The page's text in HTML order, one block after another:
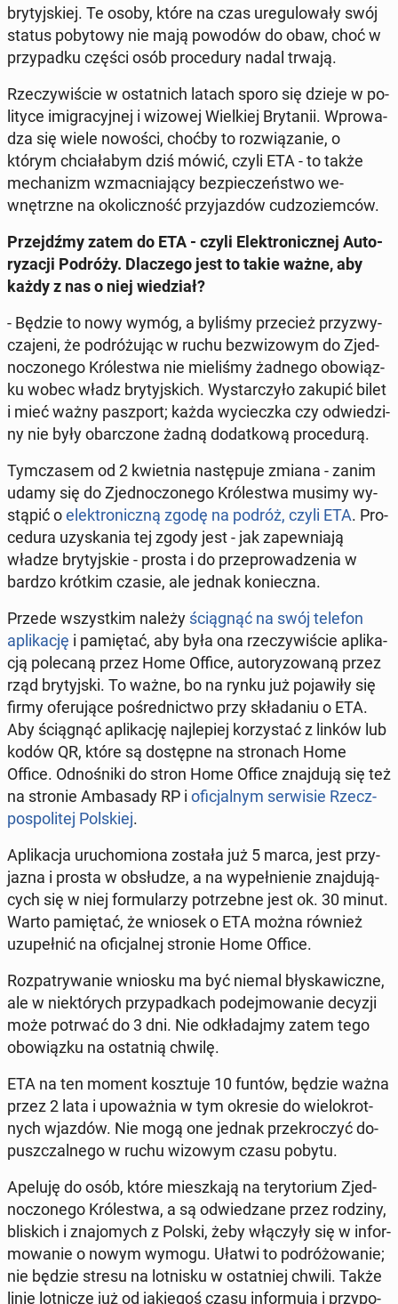
bry­tyj­skiej. Te osoby, które na czas ure­gu­lo­wa­ły swój
status po­by­to­wy nie mają powodów do obaw, choć w
przy­pad­ku części osób pro­ce­du­ry nadal trwają.
Rze­czy­wi­ście w ostat­nich latach sporo się dzieje w po­
li­ty­ce imi­gra­cyj­nej i wizowej Wiel­kiej Bry­ta­nii. Wpro­wa­
dza się wiele nowości, choćby to roz­wią­za­nie, o
którym chcia­ła­bym dziś mówić, czyli ETA - to także
me­cha­nizm wzmac­nia­ją­cy bez­pie­czeń­stwo we­
wnętrz­ne na oko­licz­ność przy­jaz­dów cu­dzo­ziem­ców.
Przejdź­my zatem do ETA - czyli Elek­tro­nicz­nej Au­to­
ry­za­cji Podróży. Dla­cze­go jest to takie ważne, aby
każdy z nas o niej wie­dział?
- Będzie to nowy wymóg, a byliśmy prze­cież przy­zwy­
cza­je­ni, że po­dró­żu­jąc w ruchu bez­wi­zo­wym do Zjed­
no­czo­ne­go Kró­le­stwa nie mie­li­śmy żadnego obo­wiąz­
ku wobec władz bry­tyj­skich. Wy­star­czy­ło zakupić bilet
i mieć ważny pasz­port; każda wy­ciecz­ka czy od­wie­dzi­
ny nie były obar­czo­ne żadną do­dat­ko­wą pro­ce­du­rą.
Tym­cza­sem od 2 kwiet­nia na­stę­pu­je zmiana - zanim
udamy się do Zjed­no­czo­ne­go Kró­le­stwa musimy wy­
stą­pić oelek­tro­nicz­ną zgodę na podróż, czyli ETA. Pro­
ce­du­ra uzy­ska­nia tej zgody jest - jak za­pew­nia­ją
władze bry­tyj­skie - prosta i do prze­pro­wa­dze­nia w
bardzo krótkim czasie, ale jednak ko­niecz­na.
Przede wszyst­kim należy ścią­gnąć na swój telefon
apli­ka­cję i pa­mię­tać, aby była ona rze­czy­wi­ście apli­ka­
cją po­le­ca­ną przez Home Office, au­to­ry­zo­wa­ną przez
rząd bry­tyj­ski. To ważne, bo na rynku już po­ja­wi­ły się
firmy ofe­ru­ją­ce po­śred­nic­two przy skła­da­niu o ETA.
Aby ścią­gnąć apli­ka­cję naj­le­piej ko­rzy­stać z linków lub
kodów QR, które są do­stęp­ne na stro­nach Home
Office. Od­no­śni­ki do stron Home Office znaj­du­ją się też
na stronie Am­ba­sa­dy RP i ofi­cjal­nym ser­wi­sie Rzecz­
po­spo­li­tej Pol­skiej.
Apli­ka­cja uru­cho­mio­na została już 5 marca, jest przy­
ja­zna i prosta w ob­słu­dze, a na wy­peł­nie­nie znaj­du­ją­
cych się w niej for­mu­la­rzy po­trzeb­ne jest ok. 30 minut.
Warto pa­mię­tać, że wniosek o ETA można również
uzu­peł­nić na ofi­cjal­nej stronie Home Office.
Roz­pa­try­wa­nie wniosku ma być niemal bły­ska­wicz­ne,
ale w nie­któ­rych przy­pad­kach po­dej­mo­wa­nie decyzji
może potrwać do 3 dni. Nie od­kła­daj­my zatem tego
obo­wiąz­ku na ostat­nią chwilę.
ETA na ten moment kosz­tu­je 10 funtów, będzie ważna
przez 2 lata i upo­waż­nia w tym okresie do wie­lo­krot­
nych wjazdów. Nie mogą one jednak prze­kro­czyć do­
pusz­czal­ne­go w ruchu wizowym czasu pobytu.
Apeluję do osób, które miesz­ka­ją na te­ry­to­rium Zjed­
no­czo­ne­go Kró­le­stwa, a są od­wie­dza­ne przez rodziny,
bli­skich i zna­jo­mych z Polski, żeby włą­czy­ły się w in­for­
mo­wa­nie o nowym wymogu. Ułatwi to po­dró­żo­wa­nie;
nie będzie stresu na lot­ni­sku w ostat­niej chwili. Także
linie lot­ni­cze już od ja­kie­goś czasu in­for­mu­ją i przy­po­